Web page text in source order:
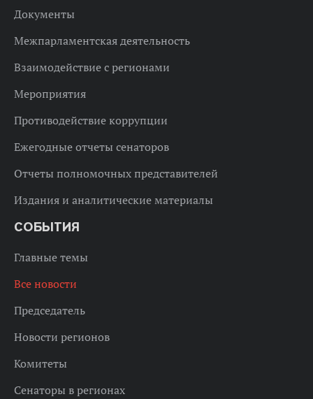
Документы
Межпарламентская деятельность
Взаимодействие с регионами
Мероприятия
Противодействие коррупции
Ежегодные отчеты сенаторов
Отчеты полномочных представителей
Издания и аналитические материалы
СОБЫТИЯ
Главные темы
Все новости
Председатель
Новости регионов
Комитеты
Сенаторы в регионах